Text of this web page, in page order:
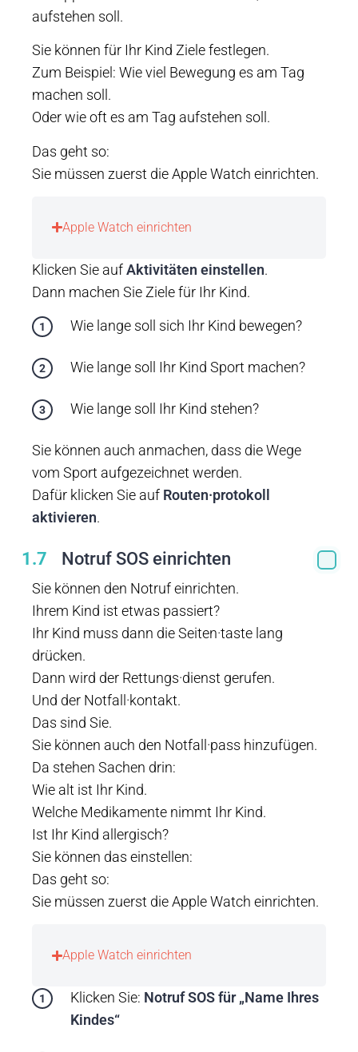
aufstehen soll.
Sie können für Ihr Kind Ziele festlegen.
Zum Beispiel: Wie viel Bewegung es am Tag
machen soll.
Oder wie oft es am Tag aufstehen soll.
Das geht so:
Sie müssen zuerst die Apple Watch einrichten.
Apple Watch einrichten
Klicken Sie aufAktivitäten einstellen.
Dann machen Sie Ziele für Ihr Kind.
Wie lange soll sich Ihr Kind bewegen?
Wie lange soll Ihr Kind Sport machen?
Wie lange soll Ihr Kind stehen?
Sie können auch anmachen, dass die Wege
vom Sport aufgezeichnet werden.
Dafür klicken Sie auf Routen·protokoll
aktivieren.
1.7 Notruf SOS einrichten
Sie können den Notruf einrichten.
Ihrem Kind ist etwas passiert?
Ihr Kind muss dann die Seiten·taste lang
drücken.
Dann wird der Rettungs·dienst gerufen.
Und der Notfall·kontakt.
Das sind Sie.
Sie können auch den Notfall·pass hinzufügen.
Da stehen Sachen drin:
Wie alt ist Ihr Kind.
Welche Medikamente nimmt Ihr Kind.
Ist Ihr Kind allergisch?
Sie können das einstellen:
Das geht so:
Sie müssen zuerst die Apple Watch einrichten.
Apple Watch einrichten
Klicken Sie: Notruf SOS für „Name Ihres
Kindes“